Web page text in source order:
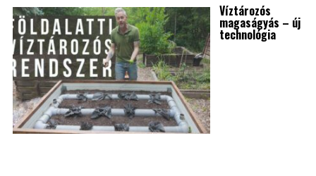
Víztározós
magaságyás – új
technológia